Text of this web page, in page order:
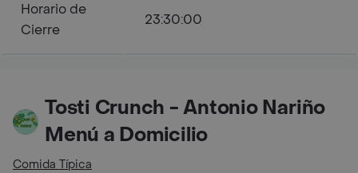
Horario de
Cierre
23:30:00
Tosti Crunch - Antonio Nariño
Menú a Domicilio
Comida Típica